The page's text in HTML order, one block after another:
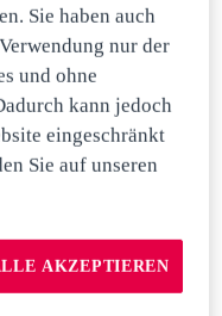
Sie haben auch
nur der
und ohne
kann jedoch
eingeschränkt
Sie auf unseren
AKZEPTIEREN